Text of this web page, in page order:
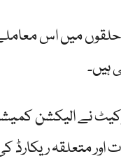
حلقوں میں اس
ہیں۔
نے الیکشن
متعلقہ ریکارڈ